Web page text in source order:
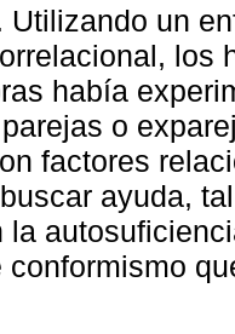
Utilizando un
los
había
o
factores
ayuda,
la
conformismo